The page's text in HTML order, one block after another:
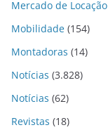
Mercado de Locação
Mobilidade (154)
Montadoras (14)
Notícias (3.828)
Notícias (62)
Revistas (18)